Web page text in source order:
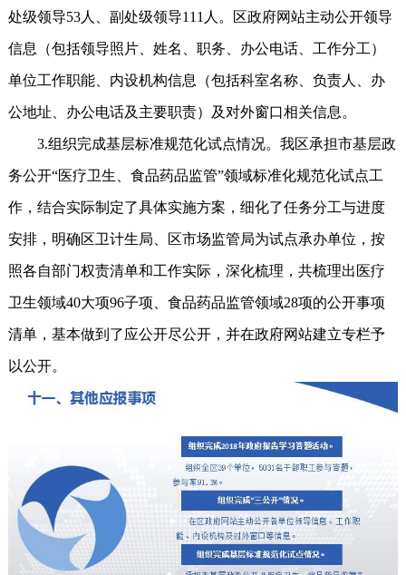
处级领导53人、副处级领导111人。区政府网站主动公开领导
信息（包括领导照片、姓名、职务、办公电话、工作分工）
单位工作职能、内设机构信息（包括科室名称、负责人、办
公地址、办公电话及主要职责）及对外窗口相关信息。
3.组织完成基层标准规范化试点情况。我区承担市基层政
务公开“医疗卫生、食品药品监管”领域标准化规范化试点工
作，结合实际制定了具体实施方案，细化了任务分工与进度
安排，明确区卫计生局、区市场监管局为试点承办单位，按
照各自部门权责清单和工作实际，深化梳理，共梳理出医疗
卫生领域40大项96子项、食品药品监管领域28项的公开事项
清单，基本做到了应公开尽公开，并在政府网站建立专栏予
以公开。